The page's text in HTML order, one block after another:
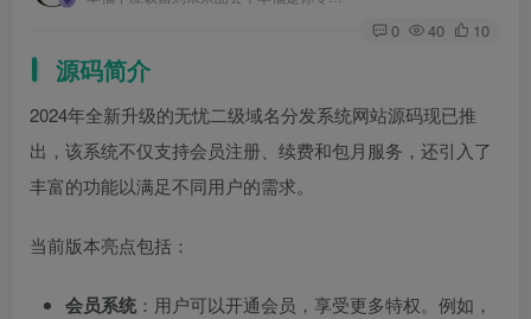
0 40 10
源码简介
2024年全新升级的无忧二级域名分发系统网站源码现已推
出，该系统不仅支持会员注册、续费和包月服务，还引入了
丰富的功能以满足不同用户的需求。
当前版本亮点包括：
会员系统 ：用户可以开通会员，享受更多特权。例如，